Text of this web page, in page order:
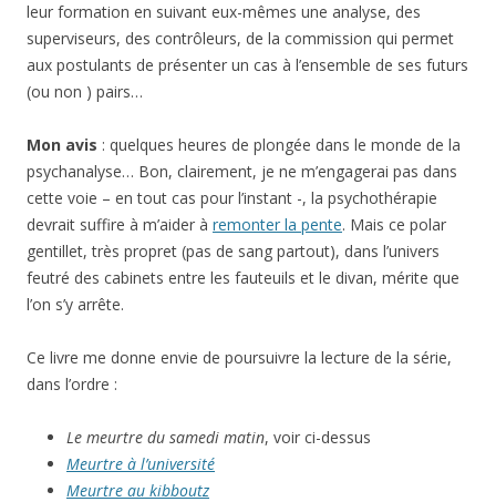
leur formation en suivant eux-mêmes une analyse, des
superviseurs, des contrôleurs, de la commission qui permet
aux postulants de présenter un cas à l’ensemble de ses futurs
(ou non ) pairs…
Mon avis : quelques heures de plongée dans le monde de la
psychanalyse… Bon, clairement, je ne m’engagerai pas dans
cette voie – en tout cas pour l’instant -, la psychothérapie
devrait suffire à m’aider à remonter la pente. Mais ce polar
gentillet, très propret (pas de sang partout), dans l’univers
feutré des cabinets entre les fauteuils et le divan, mérite que
l’on s’y arrête.
Ce livre me donne envie de poursuivre la lecture de la série,
dans l’ordre :
Le meurtre du samedi matin, voir ci-dessus
Meurtre à l’université
Meurtre au kibboutz